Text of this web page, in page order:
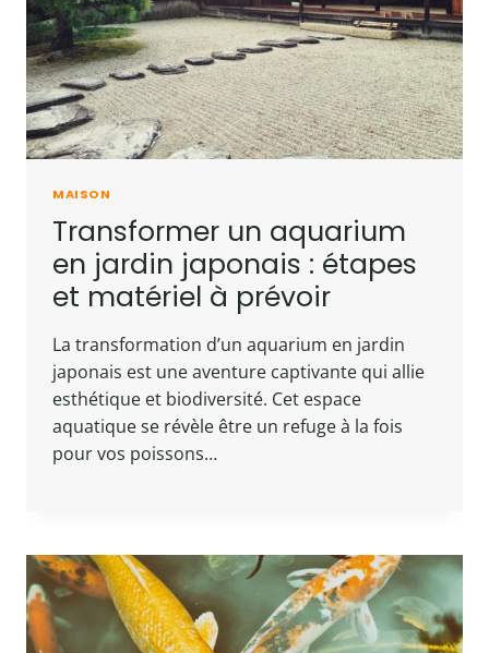
MAISON
Transformer un aquarium
en jardin japonais : étapes
et matériel à prévoir
La transformation d’un aquarium en jardin
japonais est une aventure captivante qui allie
esthétique et biodiversité. Cet espace
aquatique se révèle être un refuge à la fois
pour vos poissons…